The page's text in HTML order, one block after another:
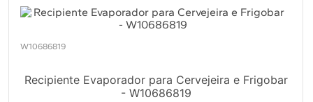
W10686819
Recipiente Evaporador para Cervejeira e Frigobar
- W10686819